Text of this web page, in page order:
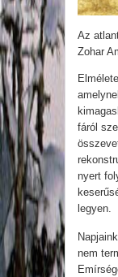
Az
Zohar
fáról
nyert
legyen.
nem